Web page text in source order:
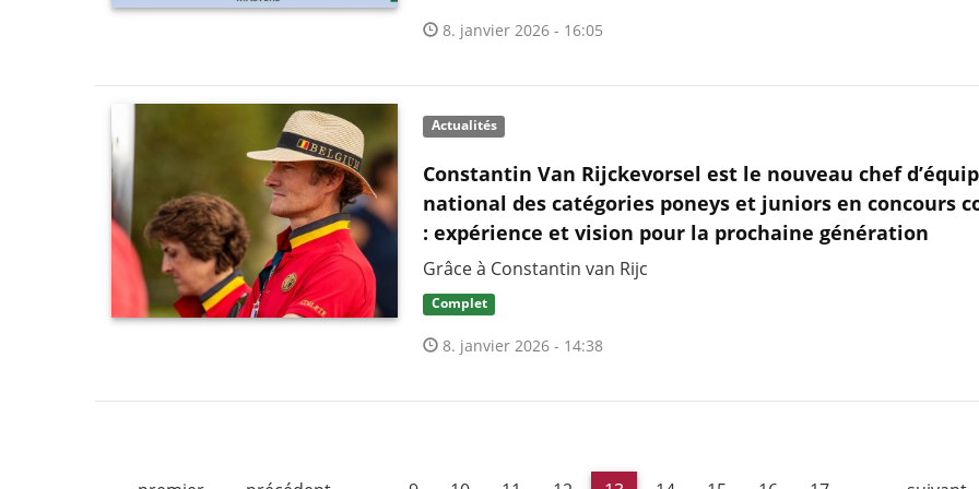
8. janvier 2026 - 16:05
Actualités
Constantin Van Rijckevorsel est le nouveau chef
national des catégories poneys et juniors en concours
: expérience et vision pour la prochaine génération
Grâce à Constantin van Rijc
Complet
8. janvier 2026 - 14:38